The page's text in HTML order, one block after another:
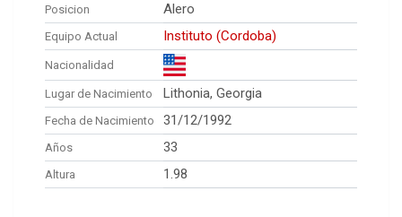
Posicion Alero
Equipo Actual Instituto (Cordoba)
Nacionalidad
Lugar de Nacimiento Lithonia, Georgia
Fecha de Nacimiento 31/12/1992
Años 33
Altura 1.98